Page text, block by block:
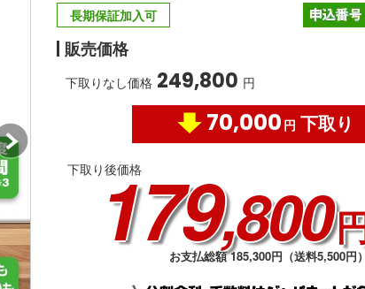
長期保証加入可
販売価格
下取りなし価格 249,800 円
70,000 円 下取り
下取り後価格
179,800
お支払総額 185,300円（送料5,500円）